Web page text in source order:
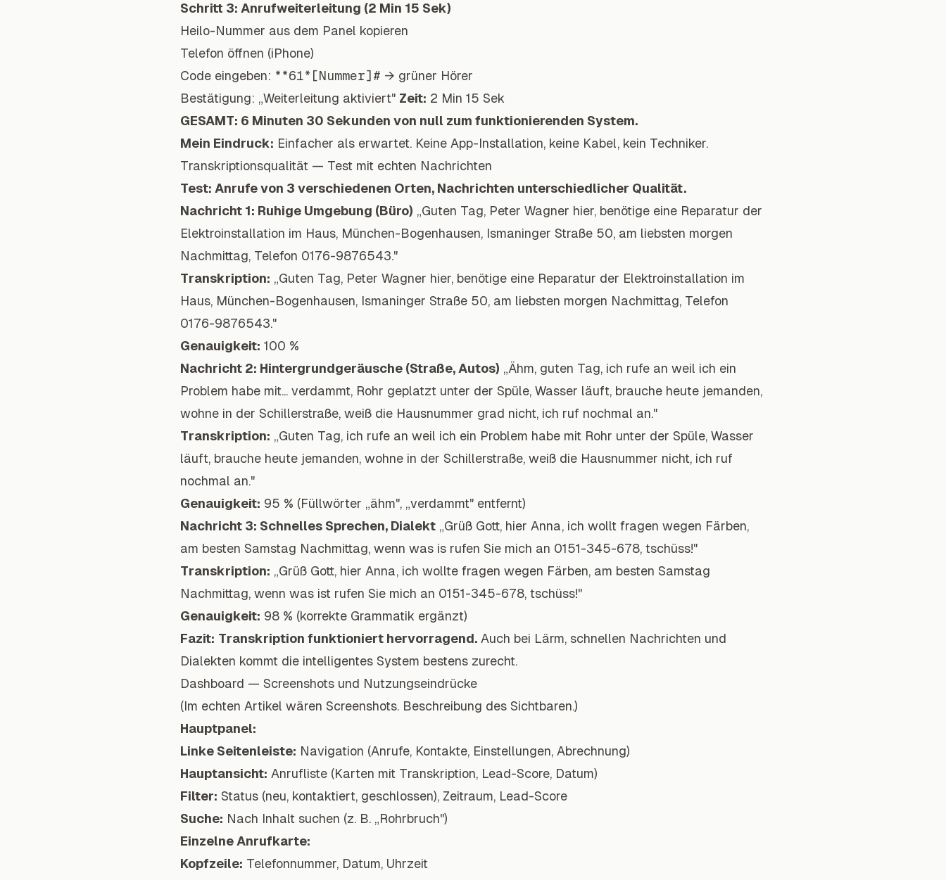
Schritt 3: Anrufweiterleitung (2 Min 15 Sek)
Heilo-Nummer aus dem Panel kopieren
Telefon öffnen (iPhone)
Code eingeben: **61*[Nummer]# → grüner Hörer
Bestätigung: „Weiterleitung aktiviert" Zeit: 2 Min 15 Sek
GESAMT: 6 Minuten 30 Sekunden von null zum funktionierenden System.
Mein Eindruck: Einfacher als erwartet. Keine App-Installation, keine Kabel, kein Techniker.
Transkriptionsqualität — Test mit echten Nachrichten
Test: Anrufe von 3 verschiedenen Orten, Nachrichten unterschiedlicher Qualität.
Nachricht 1: Ruhige Umgebung (Büro) „Guten Tag, Peter Wagner hier, benötige eine Reparatur der
Elektroinstallation im Haus, München-Bogenhausen, Ismaninger Straße 50, am liebsten morgen
Nachmittag, Telefon 0176-9876543."
Transkription: „Guten Tag, Peter Wagner hier, benötige eine Reparatur der Elektroinstallation im
Haus, München-Bogenhausen, Ismaninger Straße 50, am liebsten morgen Nachmittag, Telefon
0176-9876543."
Genauigkeit: 100 %
Nachricht 2: Hintergrundgeräusche (Straße, Autos) „Ähm, guten Tag, ich rufe an weil ich ein
Problem habe mit... verdammt, Rohr geplatzt unter der Spüle, Wasser läuft, brauche heute jemanden,
wohne in der Schillerstraße, weiß die Hausnummer grad nicht, ich ruf nochmal an."
Transkription: „Guten Tag, ich rufe an weil ich ein Problem habe mit Rohr unter der Spüle, Wasser
läuft, brauche heute jemanden, wohne in der Schillerstraße, weiß die Hausnummer nicht, ich ruf
nochmal an."
Genauigkeit: 95 % (Füllwörter „ähm", „verdammt" entfernt)
Nachricht 3: Schnelles Sprechen, Dialekt „Grüß Gott, hier Anna, ich wollt fragen wegen Färben,
am besten Samstag Nachmittag, wenn was is rufen Sie mich an 0151-345-678, tschüss!"
Transkription: „Grüß Gott, hier Anna, ich wollte fragen wegen Färben, am besten Samstag
Nachmittag, wenn was ist rufen Sie mich an 0151-345-678, tschüss!"
Genauigkeit: 98 % (korrekte Grammatik ergänzt)
Fazit: Transkription funktioniert hervorragend. Auch bei Lärm, schnellen Nachrichten und
Dialekten kommt die intelligentes System bestens zurecht.
Dashboard — Screenshots und Nutzungseindrücke
(Im echten Artikel wären Screenshots. Beschreibung des Sichtbaren.)
Hauptpanel:
Linke Seitenleiste: Navigation (Anrufe, Kontakte, Einstellungen, Abrechnung)
Hauptansicht: Anrufliste (Karten mit Transkription, Lead-Score, Datum)
Filter: Status (neu, kontaktiert, geschlossen), Zeitraum, Lead-Score
Suche: Nach Inhalt suchen (z. B. „Rohrbruch")
Einzelne Anrufkarte:
Kopfzeile: Telefonnummer, Datum, Uhrzeit